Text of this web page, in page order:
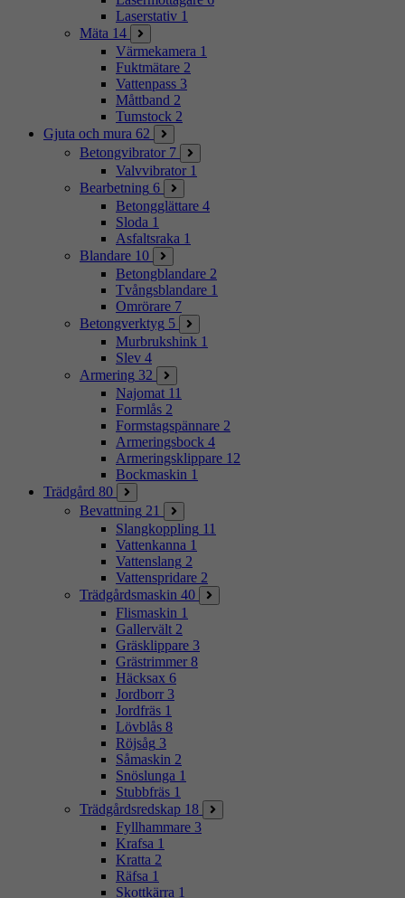
Laserstativ 1
Mäta 14
Värmekamera 1
Fuktmätare 2
Vattenpass 3
Måttband 2
Tumstock 2
Gjuta och mura 62
Betongvibrator 7
Valvvibrator 1
Bearbetning 6
Betongglättare 4
Sloda 1
Asfaltsraka 1
Blandare 10
Betongblandare 2
Tvångsblandare 1
Omrörare 7
Betongverktyg 5
Murbrukshink 1
Slev 4
Armering 32
Najomat 11
Formlås 2
Formstagspännare 2
Armeringsbock 4
Armeringsklippare 12
Bockmaskin 1
Trädgård 80
Bevattning 21
Slangkoppling 11
Vattenkanna 1
Vattenslang 2
Vattenspridare 2
Trädgårdsmaskin 40
Flismaskin 1
Gallervält 2
Gräsklippare 3
Grästrimmer 8
Häcksax 6
Jordborr 3
Jordfräs 1
Lövblås 8
Röjsåg 3
Såmaskin 2
Snöslunga 1
Stubbfräs 1
Trädgårdsredskap 18
Fyllhammare 3
Krafsa 1
Kratta 2
Räfsa 1
Skottkärra 1